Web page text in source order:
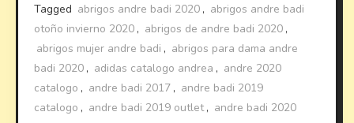
Tagged abrigos andre badi 2020 , abrigos andre badi
otoño invierno 2020 , abrigos de andre badi 2020 ,
abrigos mujer andre badi , abrigos para dama andre
badi 2020 , adidas catalogo andrea , andre 2020
catalogo , andre badi 2017 , andre badi 2019
catalogo , andre badi 2019 outlet, andre badi 2020